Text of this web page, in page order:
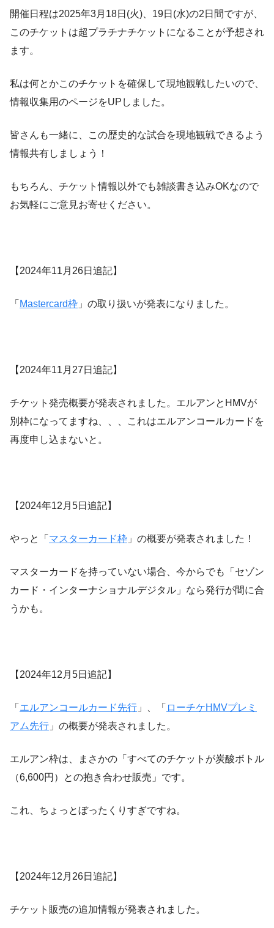
開催日程は2025年3月18日(火)、19日(水)の2日間ですが、
このチケットは超プラチナチケットになることが予想され
ます。
私は何とかこのチケットを確保して現地観戦したいので、
情報収集用のページをUPしました。
皆さんも一緒に、この歴史的な試合を現地観戦できるよう
情報共有しましょう！
もちろん、チケット情報以外でも雑談書き込みOKなので
お気軽にご意見お寄せください。
【2024年11月26日追記】
「 Mastercard枠 」の取り扱いが発表になりました。
【2024年11月27日追記】
チケット発売概要が発表されました。エルアンとHMVが
別枠になってますね、、、これはエルアンコールカードを
再度申し込まないと。
【2024年12月5日追記】
やっと「 マスターカード枠 」の概要が発表されました！
マスターカードを持っていない場合、今からでも「セゾン
カード・インターナショナルデジタル」なら発行が間に合
うかも。
【2024年12月5日追記】
「 エルアンコールカード先行 」、「 ローチケHMVプレミ
アム先行 」の概要が発表されました。
エルアン枠は、まさかの「すべてのチケットが炭酸ボトル
（6,600円）との抱き合わせ販売」です。
これ、ちょっとぼったくりすぎですね。
【2024年12月26日追記】
チケット販売の追加情報が発表されました。